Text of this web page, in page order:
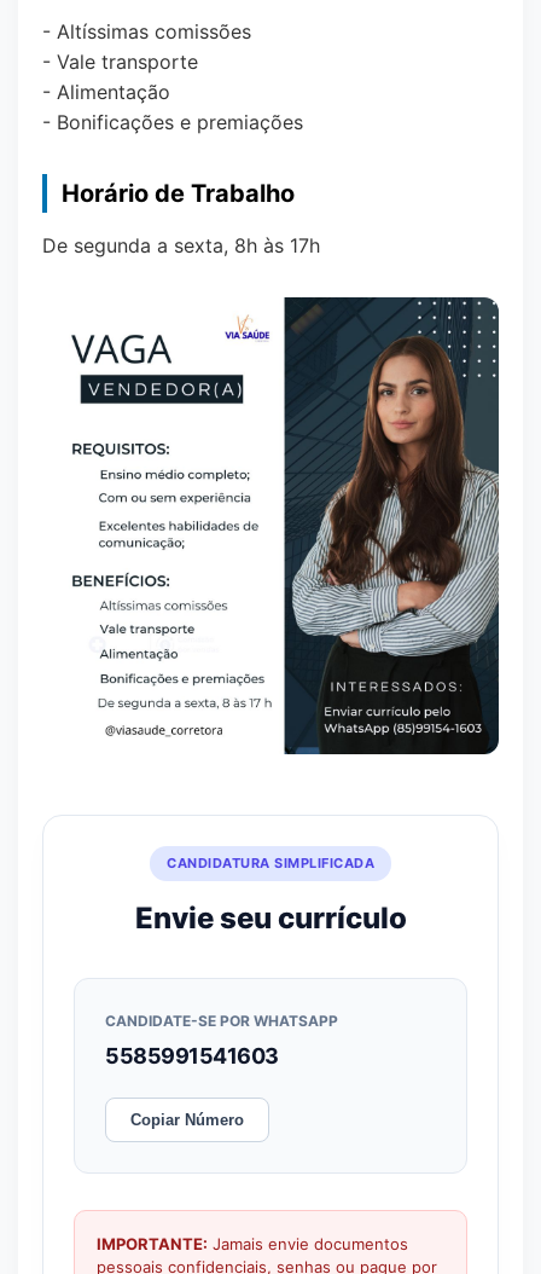
- Altíssimas comissões
- Vale transporte
- Alimentação
- Bonificações e premiações
Horário de Trabalho
De segunda a sexta, 8h às 17h
CANDIDATURA SIMPLIFICADA
Envie seu currículo
CANDIDATE-SE POR WHATSAPP
5585991541603
Copiar Número
IMPORTANTE: Jamais envie documentos
pessoais confidenciais, senhas ou pague por